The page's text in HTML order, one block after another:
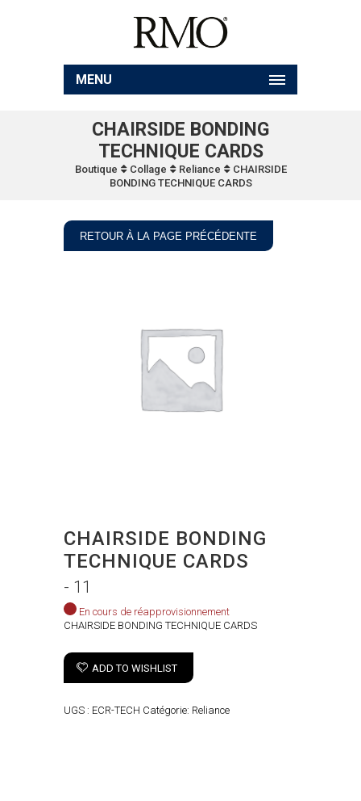
MENU
CHAIRSIDE BONDING
TECHNIQUE CARDS
Boutique Collage Reliance
CHAIRSIDE
BONDING TECHNIQUE CARDS
RETOUR À LA PAGE PRÉCÉDENTE
CHAIRSIDE BONDING
TECHNIQUE CARDS
- 11
En cours de réapprovisionnement
CHAIRSIDE BONDING TECHNIQUE CARDS
ADD TO WISHLIST
UGS : ECR-TECH Catégorie: Reliance